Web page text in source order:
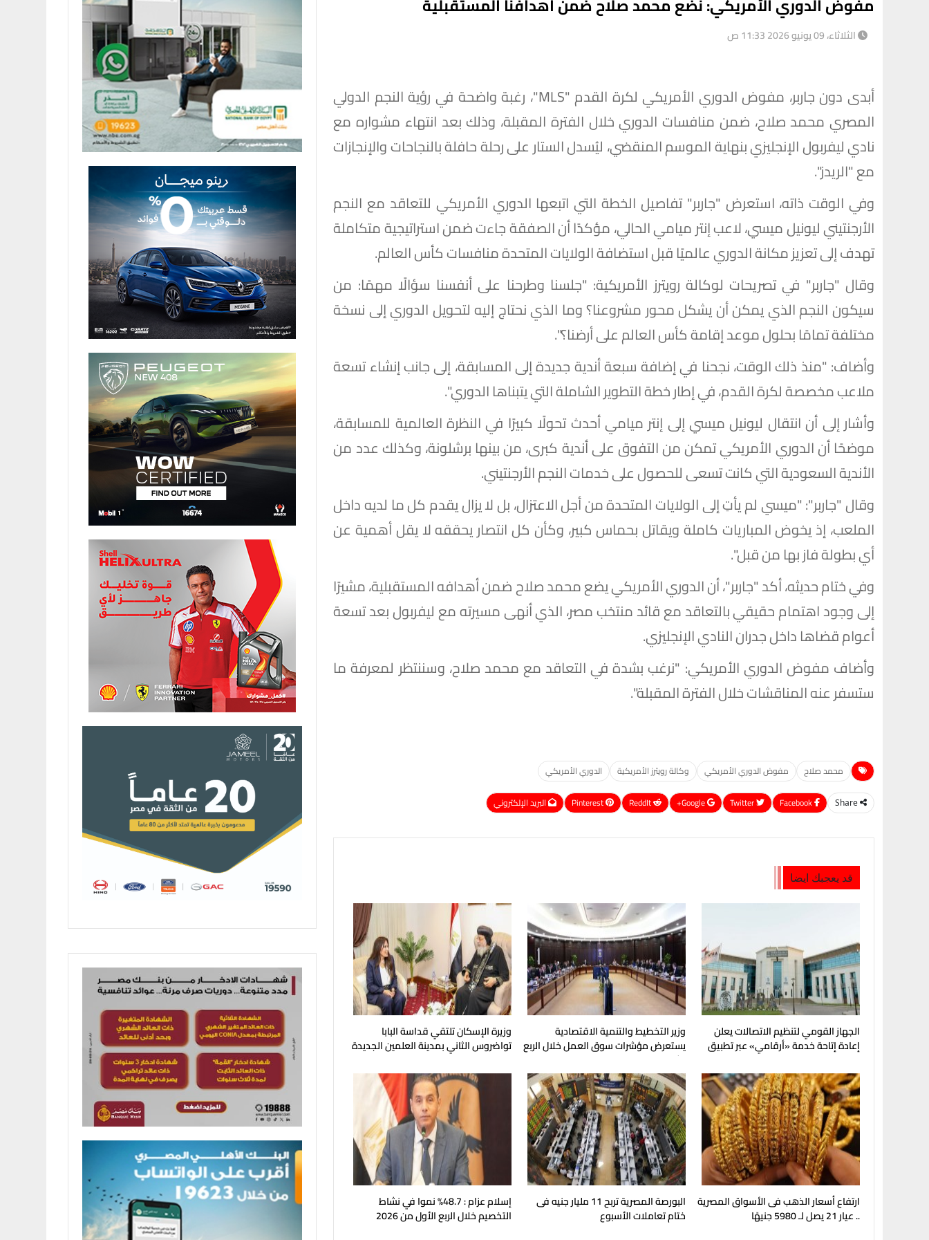
الثلاثاء، 09 يونيو 2026 11:33 ص
أبدى دون جاربر، مفوض الدوري الأمريكي لكرة القدم "MLS"، رغبة واضحة في رؤية النجم الدولي
المصري محمد صلاح، ضمن منافسات الدوري خلال الفترة المقبلة، وذلك بعد انتهاء مشواره مع
نادي ليفربول الإنجليزي بنهاية الموسم المنقضي، ليُسدل الستار على رحلة حافلة بالنجاحات والإنجازات
مع "الريدز".
وفي الوقت ذاته، استعرض "جاربر" تفاصيل الخطة التي اتبعها الدوري الأمريكي للتعاقد مع النجم
الأرجنتيني ليونيل ميسي، لاعب إنتر ميامي الحالي، مؤكدًا أن الصفقة جاءت ضمن استراتيجية متكاملة
تهدف إلى تعزيز مكانة الدوري عالميًا قبل استضافة الولايات المتحدة منافسات كأس العالم.
وقال "جاربر" في تصريحات لوكالة رويترز الأمريكية: "جلسنا وطرحنا على أنفسنا سؤالًا مهمًا: من
سيكون النجم الذي يمكن أن يشكل محور مشروعنا؟ وما الذي نحتاج إليه لتحويل الدوري إلى نسخة
مختلفة تمامًا بحلول موعد إقامة كأس العالم على أرضنا؟".
وأضاف: "منذ ذلك الوقت، نجحنا في إضافة سبعة أندية جديدة إلى المسابقة، إلى جانب إنشاء تسعة
ملاعب مخصصة لكرة القدم، في إطار خطة التطوير الشاملة التي يتبناها الدوري".
وأشار إلى أن انتقال ليونيل ميسي إلى إنتر ميامي أحدث تحولًا كبيرًا في النظرة العالمية للمسابقة،
موضحًا أن الدوري الأمريكي تمكن من التفوق على أندية كبرى، من بينها برشلونة، وكذلك عدد من
الأندية السعودية التي كانت تسعى للحصول على خدمات النجم الأرجنتيني.
وقال "جاربر": "ميسي لم يأتِ إلى الولايات المتحدة من أجل الاعتزال، بل لا يزال يقدم كل ما لديه داخل
الملعب، إذ يخوض المباريات كاملة ويقاتل بحماس كبير، وكأن كل انتصار يحققه لا يقل أهمية عن
أي بطولة فاز بها من قبل".
وفي ختام حديثه، أكد "جاربر"، أن الدوري الأمريكي يضع محمد صلاح ضمن أهدافه المستقبلية، مشيرًا
إلى وجود اهتمام حقيقي بالتعاقد مع قائد منتخب مصر، الذي أنهى مسيرته مع ليفربول بعد تسعة
أعوام قضاها داخل جدران النادي الإنجليزي.
وأضاف مفوض الدوري الأمريكي: "نرغب بشدة في التعاقد مع محمد صلاح، وسننتظر لمعرفة ما
ستسفر عنه المناقشات خلال الفترة المقبلة".
محمد صلاح مفوض الدوري الأمريكي وكالة رويترز الأمريكية الدوري الأمريكي
Share
Google+
ReddIt
Pinterest البريد الإلكتروني
قد يعجبك ايضا
الجهاز القومي لتنظيم الاتصالات يعلن
إعادة إتاحة خدمة «أرقامي» عبر تطبيق
وزير التخطيط والتنمية الاقتصادية
يستعرض مؤشرات سوق العمل خلال الربع
الثاني من عام 2026
وزيرة الإسكان تلتقي قداسة البابا
تواضروس الثاني بمدينة العلمين الجديدة
ارتفاع أسعار الذهب فى الأسواق المصرية
.. عيار 21 يصل لـ 5980 جنيهًا
البورصة المصرية تربح 11 مليار جنيه فى
ختام تعاملات الأسبوع
إسلام عزام : 48.7% نموا في نشاط
التخصيم خلال الربع الأول من 2026